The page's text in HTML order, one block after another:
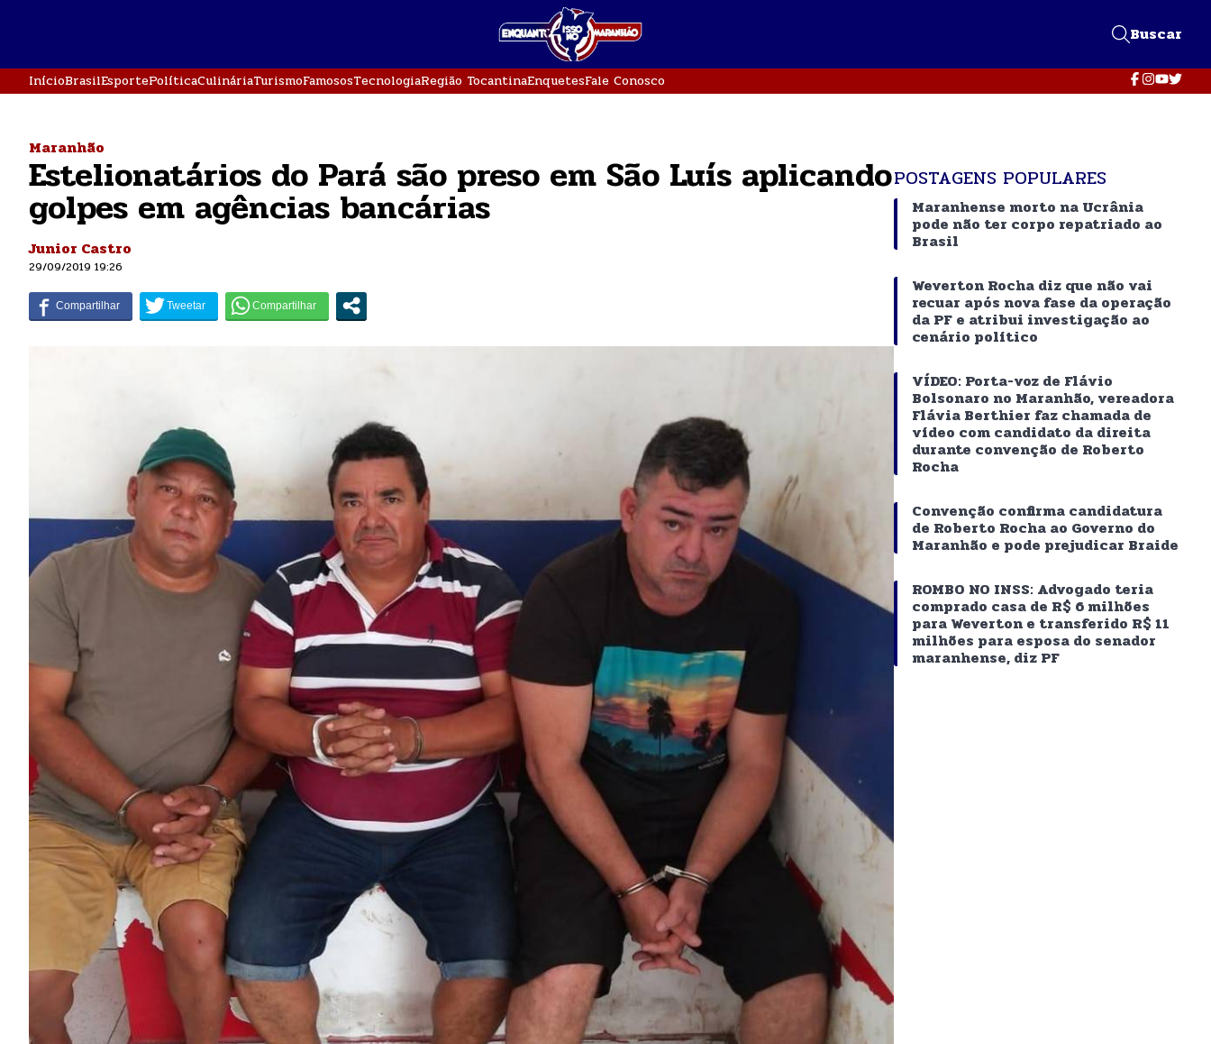
Buscar
InícioBrasilEsportePolíticaCulináriaTurismoFamososTecnologiaRegião TocantinaEnquetesFale Conosco
Maranhão
Estelionatários do Pará são preso em São Luís aplicando
golpes em agências bancárias
Junior Castro
29/09/2019 19:26
POSTAGENS POPULARES
Maranhense morto na Ucrânia
pode não ter corpo repatriado ao
Brasil
Weverton Rocha diz que não vai
recuar após nova fase da operação
da PF e atribui investigação ao
cenário político
VÍDEO: Porta-voz de Flávio
Bolsonaro no Maranhão, vereadora
Flávia Berthier faz chamada de
vídeo com candidato da direita
durante convenção de Roberto
Rocha
Convenção confirma candidatura
de Roberto Rocha ao Governo do
Maranhão e pode prejudicar Braide
ROMBO NO INSS: Advogado teria
comprado casa de R$ 6 milhões
para Weverton e transferido R$ 11
milhões para esposa do senador
maranhense, diz PF